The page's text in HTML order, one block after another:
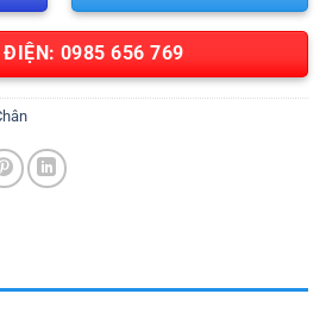
ĐIỆN: 0985 656 769